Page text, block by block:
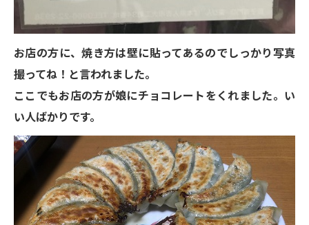
お店の方に、焼き方は壁に貼ってあるのでしっかり写真
撮ってね！と言われました。
ここでもお店の方が娘にチョコレートをくれました。い
い人ばかりです。